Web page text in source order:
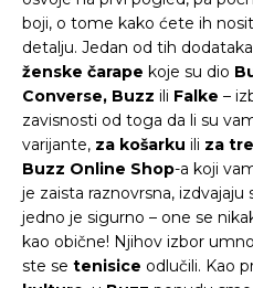
kontaktirajte nas
KAKO DO
boji, o tome kako ćete ih
detalju. Jedan od tih
ženske čarape koje su dio
Converse, Buzz ili Falke –
zavisnosti od toga da li su
varijante, za košarku ili za
Buzz Online Shop-a koji
je zaista raznovrsna, izdvajaju
jedno je sigurno – one se
kao obične! Njihov izbor
ste se tenisice odlučili. Kao